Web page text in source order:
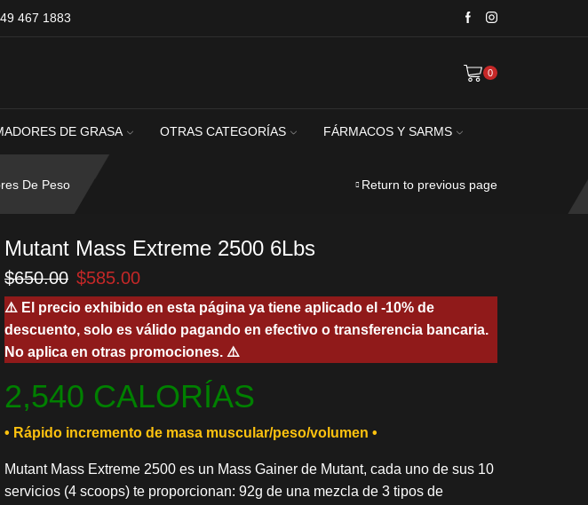
467 1883
0
DE GRASA OTRAS CATEGORÍAS FÁRMACOS Y SARMS
De Peso Return to previous page
Mutant Mass Extreme 2500 6Lbs
$650.00 El
precio
original
era:
$650.00.
$585.00El
precio
actual
es:
$585.00.
⚠️ El precio exhibido en esta página ya tiene aplicado el -10% de
descuento, solo es válido pagando en efectivo o transferencia bancaria.
No aplica en otras promociones. ⚠️
2,540 CALORÍAS
• Rápido incremento de masa muscular/peso/volumen •
Mutant Mass Extreme 2500 es un Mass Gainer de Mutant, cada uno de sus 10
servicios (4 scoops) te proporcionan: 92g de una mezcla de 3 tipos de